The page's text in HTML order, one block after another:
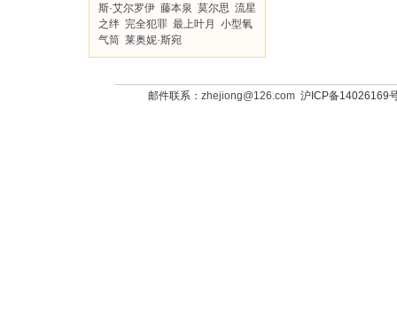
斯·艾尔罗伊 藤本泉 莫尔思 流星
之绊 完全犯罪 最上叶月
小型氧
气筒 莱奥妮·斯宛
邮件联系： zhejiong@126.com沪ICP备14026169